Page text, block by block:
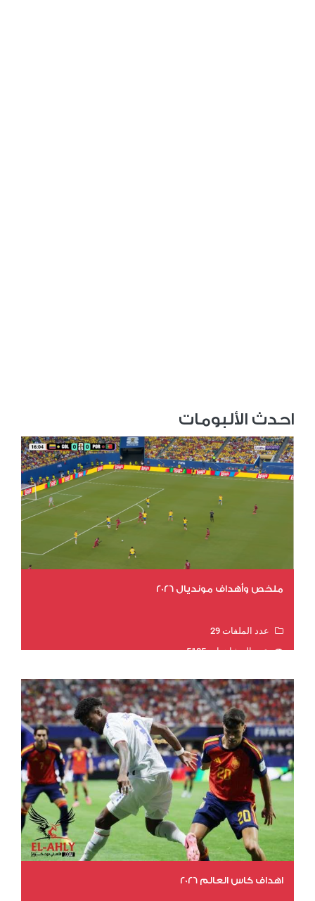
احدث الألبومات
ملخص وأهداف مونديال 2026
عدد الملفات 29
عدد المشاهدات 5185
اهداف كاس العالم 2026